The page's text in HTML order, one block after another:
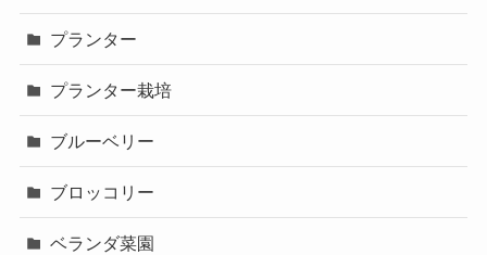
プランター
プランター栽培
ブルーベリー
ブロッコリー
ベランダ菜園